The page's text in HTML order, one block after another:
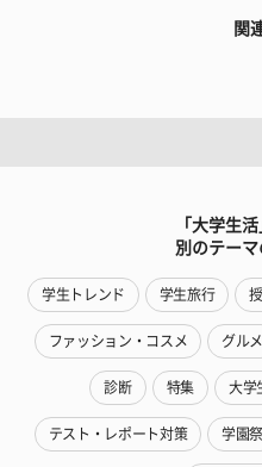
関
「大学生
別のテー
学生トレンド 学生旅行
ファッション・コスメ グルメ
診断 特集 大学
テスト・レポート対策 学園祭